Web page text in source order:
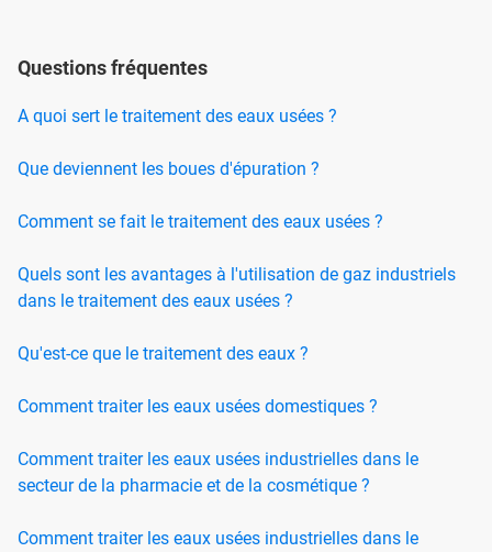
Questions fréquentes
A quoi sert le traitement des eaux usées ?
Que deviennent les boues d'épuration ?
Comment se fait le traitement des eaux usées ?
Quels sont les avantages à l'utilisation de gaz industriels
dans le traitement des eaux usées ?
Qu'est-ce que le traitement des eaux ?
Comment traiter les eaux usées domestiques ?
Comment traiter les eaux usées industrielles dans le
secteur de la pharmacie et de la cosmétique ?
Comment traiter les eaux usées industrielles dans le